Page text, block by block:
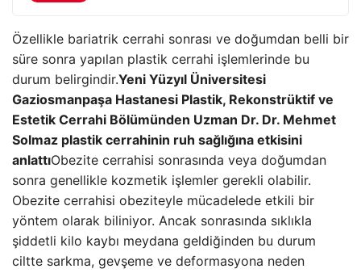
Özellikle bariatrik cerrahi sonrası ve doğumdan belli bir
süre sonra yapılan plastik cerrahi işlemlerinde bu
durum belirgindir.Yeni Yüzyıl Üniversitesi
Gaziosmanpaşa Hastanesi Plastik, Rekonstrüktif ve
Estetik Cerrahi Bölümünden Uzman Dr. Dr. Mehmet
Solmaz plastik cerrahinin ruh sağlığına etkisini
anlattıObezite cerrahisi sonrasında veya doğumdan
sonra genellikle kozmetik işlemler gerekli olabilir.
Obezite cerrahisi obeziteyle mücadelede etkili bir
yöntem olarak biliniyor. Ancak sonrasında sıklıkla
şiddetli kilo kaybı meydana geldiğinden bu durum
ciltte sarkma, gevşeme ve deformasyona neden